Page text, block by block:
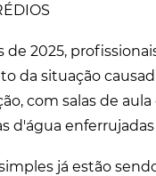
de 2025,
da situação
com salas de
d'água
já estão